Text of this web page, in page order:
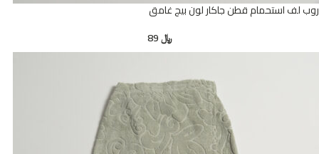
روب لف استحمام قطن جاكار لون بيج غامق
﷼